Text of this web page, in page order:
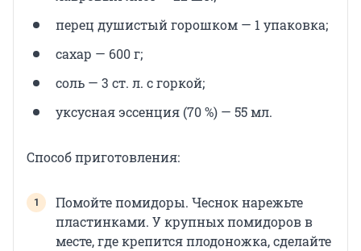
перец душистый горошком — 1 упаковка;
сахар — 600 г;
соль — 3 ст. л. с горкой;
уксусная эссенция (70 %) — 55 мл.
Способ приготовления:
Помойте помидоры. Чеснок нарежьте
пластинками. У крупных помидоров в
месте, где крепится плодоножка, сделайте